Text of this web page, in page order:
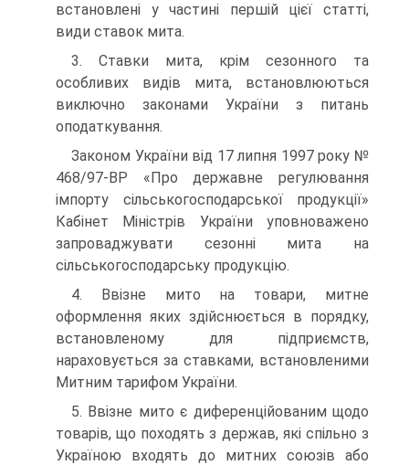
встановлені у частині першій цієї статті,
види ста­вок мита.
3. Ставки мита, крім сезонного та
особливих видів мита, встановлюються
виключно зако­нами України з питань
оподаткування.
Законом України від 17 липня 1997 року №
468/97-ВР «Про державне регулювання
імпорту сіль­ськогосподарської продукції»
Кабінет Міністрів України уповноважено
запроваджувати сезонні мита на
сільськогосподарську продукцію.
4. Ввізне мито на товари, митне
оформлення яких здійснюється в порядку,
встановленому для підприємств,
нараховується за ставками, встановленими
Митним тарифом України.
5. Ввізне мито є диференційованим щодо
товарів, що походять з держав, які спільно з
Укра­їною входять до митних союзів або